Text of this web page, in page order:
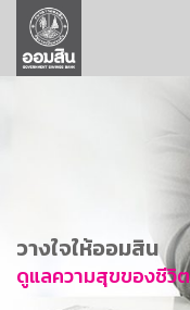
ลูกค้าธุรกิจ
ลูกค้าผู้ประกอบรา
การพัฒนาที่ยั่งยืน
ข่าวสาร
บริการทางการเงิ
วางใจให้ออมสิน
ดูแลความสุขของชี